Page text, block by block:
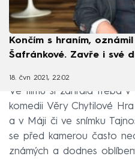
Končím s hraním,
Šafránkové. Zavře i své
18. čvn 2021, 22:02
Ve filmu si zahrála třeba v
komedii Věry Chytilové
a v Máji či ve snímku
se před kamerou často
známých a dodnes